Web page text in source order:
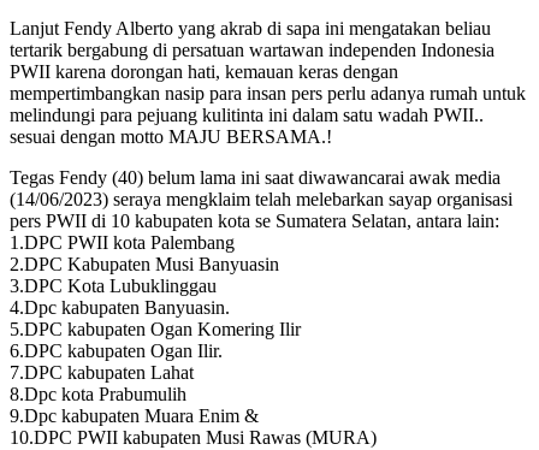
Lanjut Fendy Alberto yang akrab di sapa ini mengatakan beliau
tertarik bergabung di persatuan wartawan independen Indonesia
PWII karena dorongan hati, kemauan keras dengan
mempertimbangkan nasip para insan pers perlu adanya rumah untuk
melindungi para pejuang kulitinta ini dalam satu wadah PWII..
sesuai dengan motto MAJU BERSAMA.!
Tegas Fendy (40) belum lama ini saat diwawancarai awak media
(14/06/2023) seraya mengklaim telah melebarkan sayap organisasi
pers PWII di 10 kabupaten kota se Sumatera Selatan, antara lain:
1.DPC PWII kota Palembang
2.DPC Kabupaten Musi Banyuasin
3.DPC Kota Lubuklinggau
4.Dpc kabupaten Banyuasin.
5.DPC kabupaten Ogan Komering Ilir
6.DPC kabupaten Ogan Ilir.
7.DPC kabupaten Lahat
8.Dpc kota Prabumulih
9.Dpc kabupaten Muara Enim &
10.DPC PWII kabupaten Musi Rawas (MURA)